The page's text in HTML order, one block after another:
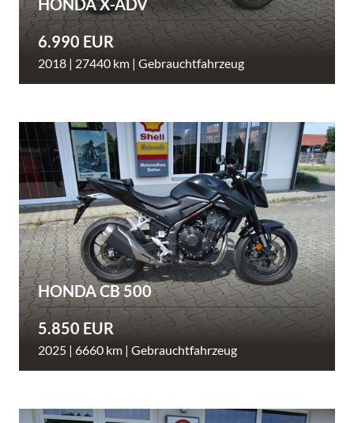
6.990 EUR
2018 | 27440 km | Gebrauchtfahrzeug
HONDA CB 500
5.850 EUR
2025 | 6660 km | Gebrauchtfahrzeug